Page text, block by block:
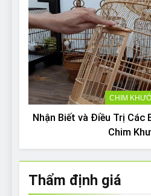
CHIM
Nhận Biết và Điều Trị Các
Chim
Thẩm định giá